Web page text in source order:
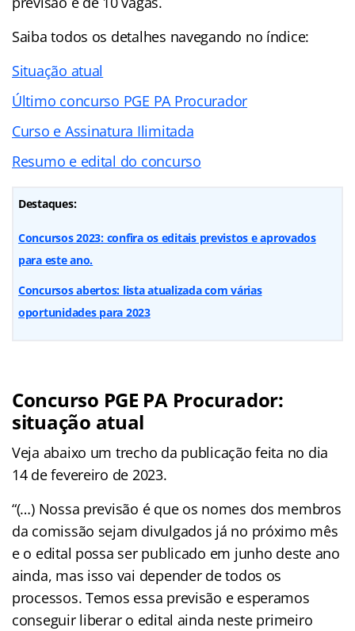
Saiba todos os detalhes navegando no índice:
Situação atual
Último concurso PGE PA Procurador
Curso e Assinatura Ilimitada
Resumo e edital do concurso
Destaques:
Concursos 2023: confira os editais previstos e aprovados
para este ano.
Concursos abertos: lista atualizada com várias
oportunidades para 2023
Concurso PGE PA Procurador:
situação atual
Veja abaixo um trecho da publicação feita no dia
14 de fevereiro de 2023.
“(…) Nossa previsão é que os nomes dos membros
da comissão sejam divulgados já no próximo mês
e o edital possa ser publicado em junho deste ano
ainda, mas isso vai depender de todos os
processos. Temos essa previsão e esperamos
conseguir liberar o edital ainda neste primeiro